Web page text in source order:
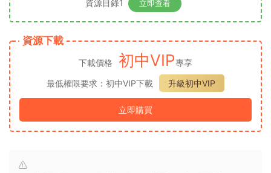
資源目錄1 立即查看
資源下載
下載價格 初中VIP專享
最低權限要求：初中VIP下載
升級初中VIP
立即購買